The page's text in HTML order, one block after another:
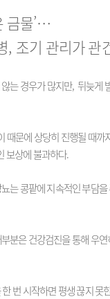
금물’…
, 조기 관리가 관
는 경우가 많지만, 뒤늦게
때문에 상당히 진행될 때까
보상에 불과하다.
는 콩팥에 지속적인 부담
분은 건강검진을 통해 우
번 시작하면 평생 끊지 못